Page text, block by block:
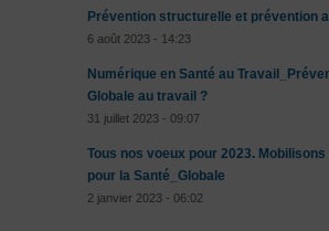
Prévention structurelle et prévention
6 août 2023 - 14:23
Numérique en Santé au
Globale au travail ?
31 juillet 2023 - 09:07
Tous nos voeux pour 2023.
pour la Santé_Globale
2 janvier 2023 - 06:02